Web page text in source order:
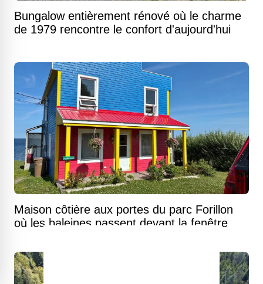
Bungalow entièrement rénové où le charme
de 1979 rencontre le confort d'aujourd'hui
Maison côtière aux portes du parc Forillon
où les baleines passent devant la fenêtre